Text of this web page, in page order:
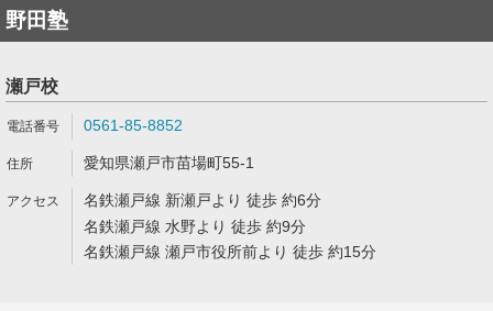
野田塾
瀬戸校
0561-85-8852
愛知県瀬戸市苗場町55-1
名鉄瀬戸線 新瀬戸より 徒歩 約6分
名鉄瀬戸線 水野より 徒歩 約9分
名鉄瀬戸線 瀬戸市役所前より 徒歩 約15分